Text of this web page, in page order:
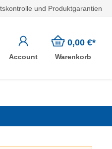
und Produktgarantien
Account
0,00 €*
Warenkorb